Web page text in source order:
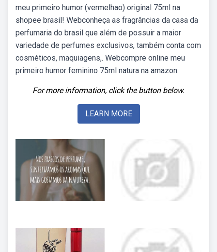
meu primeiro humor (vermelhao) original 75ml na
shopee brasil! Webconheça as fragrâncias da casa da
perfumaria do brasil que além de possuir a maior
variedade de perfumes exclusivos, também conta com
cosméticos, maquiagens,. Webcompre online meu
primeiro humor feminino 75ml natura na amazon.
For more information, click the button below.
LEARN MORE